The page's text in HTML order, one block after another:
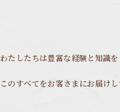
わたしたちは豊富な経験と知識を
このすべてをお客さまにお届けし